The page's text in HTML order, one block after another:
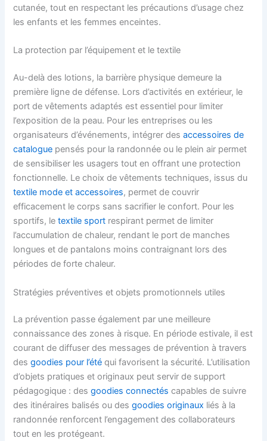
cutanée, tout en respectant les précautions d’usage chez
les enfants et les femmes enceintes.
La protection par l’équipement et le textile
Au-delà des lotions, la barrière physique demeure la
première ligne de défense. Lors d’activités en extérieur, le
port de vêtements adaptés est essentiel pour limiter
l’exposition de la peau. Pour les entreprises ou les
organisateurs d’événements, intégrer desaccessoires de
catalogue pensés pour la randonnée ou le plein air permet
de sensibiliser les usagers tout en offrant une protection
fonctionnelle. Le choix de vêtements techniques, issus du
textile mode et accessoires, permet de couvrir
efficacement le corps sans sacrifier le confort. Pour les
sportifs, letextile sport respirant permet de limiter
l’accumulation de chaleur, rendant le port de manches
longues et de pantalons moins contraignant lors des
périodes de forte chaleur.
Stratégies préventives et objets promotionnels utiles
La prévention passe également par une meilleure
connaissance des zones à risque. En période estivale, il est
courant de diffuser des messages de prévention à travers
desgoodies pour l’été qui favorisent la sécurité. L’utilisation
d’objets pratiques et originaux peut servir de support
pédagogique : desgoodies connectés capables de suivre
des itinéraires balisés ou desgoodies originaux liés à la
randonnée renforcent l’engagement des collaborateurs
tout en les protégeant.